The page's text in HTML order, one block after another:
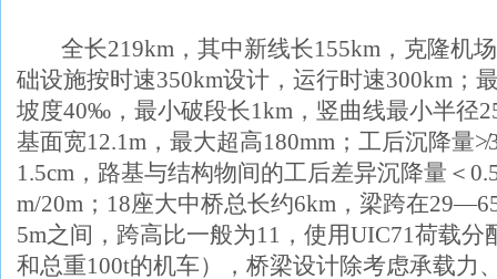
全长219km ，其中新线长155km ，克隆机
础设施按时速350km设计，运行时速300km ；
坡度40‰ ，最小破段长1km ，竖曲线最小半径
基面宽12.1m ，最大超高180mm ；工后沉降量≯
1.5cm ，路基与结构物间的工后差异沉降量＜
m/20m ； 18座大中桥总长约6km ，梁跨在29—
5m之间，跨高比一般为11 ，使用UIC71荷载分
和总重100t的机车），桥梁设计除考虑承载力